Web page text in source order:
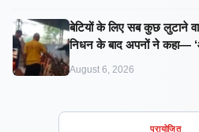
बेटियों के लिए सब कुछ लुटाने
निधन के बाद अपनों ने कहा—
August 6, 2026
प्रायोजित